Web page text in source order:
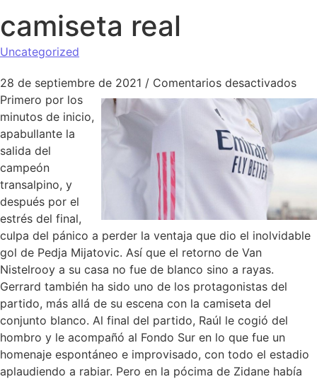
camiseta real
Uncategorized
28 de septiembre de 2021 / Comentarios desactivadosen
Primero por los
minutos de inicio,
apabullante la
salida del
campeón
transalpino, y
después por el
estrés del final,
culpa del pánico a perder la ventaja que dio el inolvidable
gol de Pedja Mijatovic. Así que el retorno de Van
Nistelrooy a su casa no fue de blanco sino a rayas.
Gerrard también ha sido uno de los protagonistas del
partido, más allá de su escena con la camiseta del
conjunto blanco. Al final del partido, Raúl le cogió del
hombro y le acompañó al Fondo Sur en lo que fue un
homenaje espontáneo e improvisado, con todo el estadio
aplaudiendo a rabiar. Pero en la pócima de Zidane había